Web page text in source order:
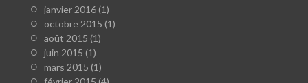
janvier 2016(1)
octobre 2015 (1)
août 2015 (1)
juin 2015 (1)
mars 2015 (1)